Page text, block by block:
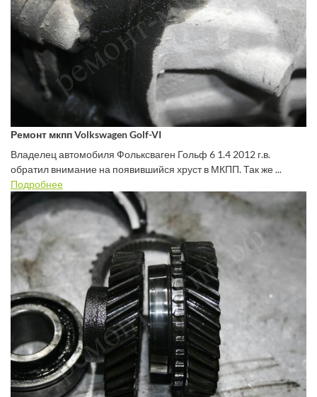
Ремонт мкпп Volkswagen Golf-VI
Владелец автомобиля Фольксваген Гольф 6 1.4 2012 г.в.
обратил внимание на появившийся хруст в МКПП. Так же ...
Подробнее